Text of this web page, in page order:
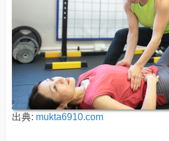
出典: mukta6910.com